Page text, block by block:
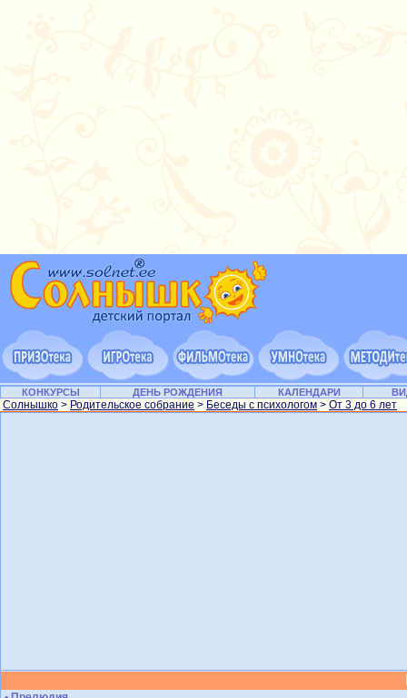
КОНКУРСЫ ДЕНЬ РОЖДЕНИЯ КАЛЕНДАРИ
Солнышко > Родительское собрание > Беседы с психологом > От 3 до 6 лет